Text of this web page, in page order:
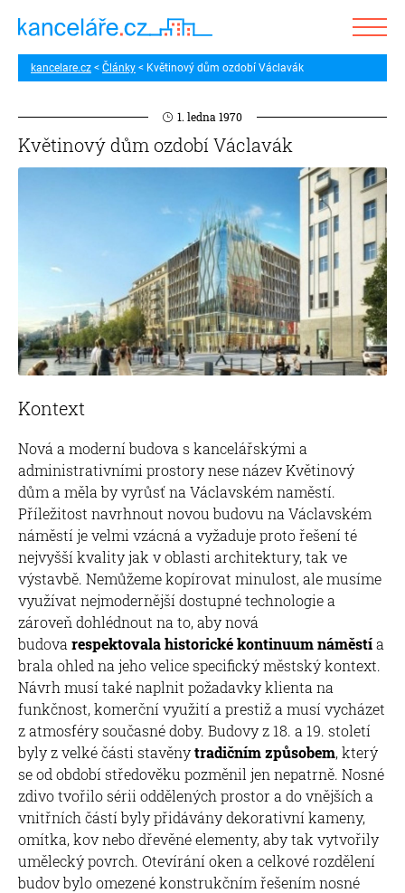
kancelare.cz Články Květinový dům ozdobí Václavák
1. ledna 1970
Květinový dům ozdobí Václavák
Kontext
Nová a moderní budova s kancelářskými a
administrativními prostory nese název Květinový
dům a měla by vyrůsť na Václavském naměstí.
Příležitost navrhnout novou budovu na Václavském
náměstí je velmi vzácná a vyžaduje proto řešení té
nejvyšší kvality jak v oblasti architektury, tak ve
výstavbě. Nemůžeme kopírovat minulost, ale musíme
využívat nejmodernější dostupné technologie a
zároveň dohlédnout na to, aby nová
budova respektovala historické kontinuum náměstía
brala ohled na jeho velice specifický městský kontext.
Návrh musí také naplnit požadavky klienta na
funkčnost, komerční využití a prestiž a musí vycházet
z atmosféry současné doby. Budovy z 18. a 19. století
byly z velké části stavěnytradičním způsobem, který
se od období středověku pozměnil jen nepatrně. Nosné
zdivo tvořilo sérii oddělených prostor a do vnějších a
vnitřních částí byly přidávány dekorativní kameny,
omítka, kov nebo dřevěné elementy, aby tak vytvořily
umělecký povrch. Otevírání oken a celkové rozdělení
budov bylo omezené konstrukčním řešením nosné